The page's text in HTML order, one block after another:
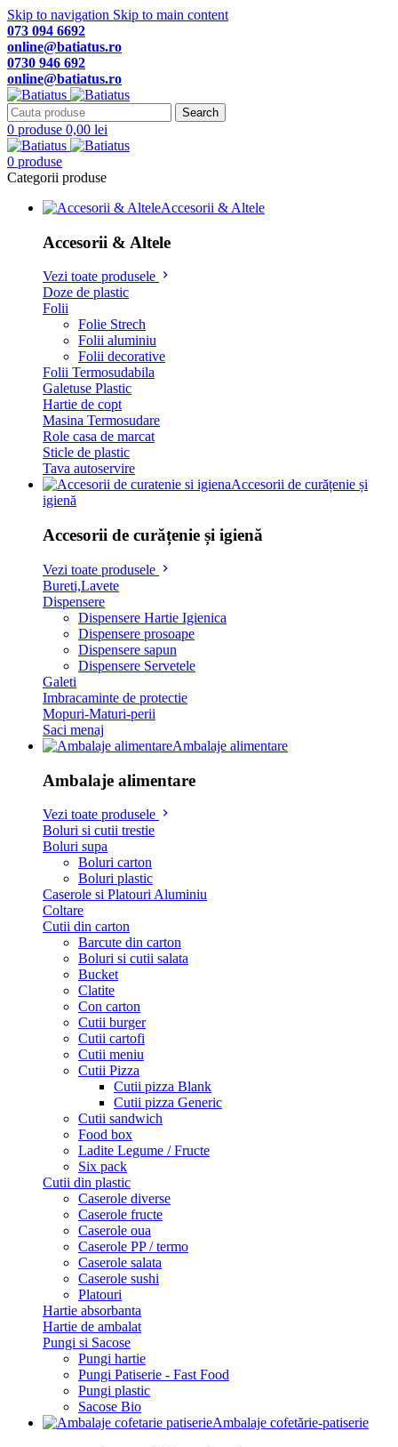
Skip to navigation Skip to main content
073 094 6692
online@batiatus.ro
0730 946 692
online@batiatus.ro
Search
0 produse 0,00 lei
0 produse
Categorii produse
Accesorii & Altele
Accesorii & Altele
Vezi toate produsele
Doze de plastic
Folii
Folie Strech
Folii aluminiu
Folii decorative
Folii Termosudabila
Galetuse Plastic
Hartie de copt
Masina Termosudare
Role casa de marcat
Sticle de plastic
Tava autoservire
Accesorii de curățenie și
igienă
Accesorii de curățenie și igienă
Vezi toate produsele
Bureti,Lavete
Dispensere
Dispensere Hartie Igienica
Dispensere prosoape
Dispensere sapun
Dispensere Servetele
Galeti
Imbracaminte de protectie
Mopuri-Maturi-perii
Saci menaj
Ambalaje alimentare
Ambalaje alimentare
Vezi toate produsele
Boluri si cutii trestie
Boluri supa
Boluri carton
Boluri plastic
Caserole si Platouri Aluminiu
Coltare
Cutii din carton
Barcute din carton
Boluri si cutii salata
Bucket
Clatite
Con carton
Cutii burger
Cutii cartofi
Cutii meniu
Cutii Pizza
Cutii pizza Blank
Cutii pizza Generic
Cutii sandwich
Food box
Ladite Legume / Fructe
Six pack
Cutii din plastic
Caserole diverse
Caserole fructe
Caserole oua
Caserole PP / termo
Caserole salata
Caserole sushi
Platouri
Hartie absorbanta
Hartie de ambalat
Pungi si Sacose
Pungi hartie
Pungi Patiserie - Fast Food
Pungi plastic
Sacose Bio
Ambalaje cofetărie-patiserie